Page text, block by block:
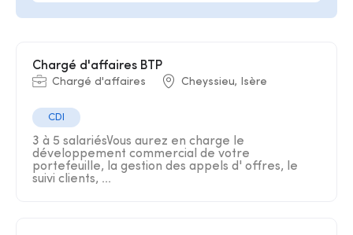
Chargé d'affaires BTP
Chargé d'affaires Cheyssieu, Isère
CDI
3 à 5 salariésVous aurez en charge le
développement commercial de votre
portefeuille, la gestion des appels d' offres, le
suivi clients, ...